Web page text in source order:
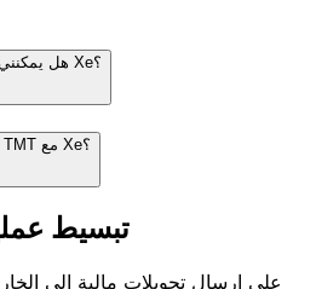
هل يمكنني ضبط تنبيهات الأسعار باستخدام Xe؟
هل يمكنني إرسال 25 RON إلى TMT مع Xe؟
تبسيط